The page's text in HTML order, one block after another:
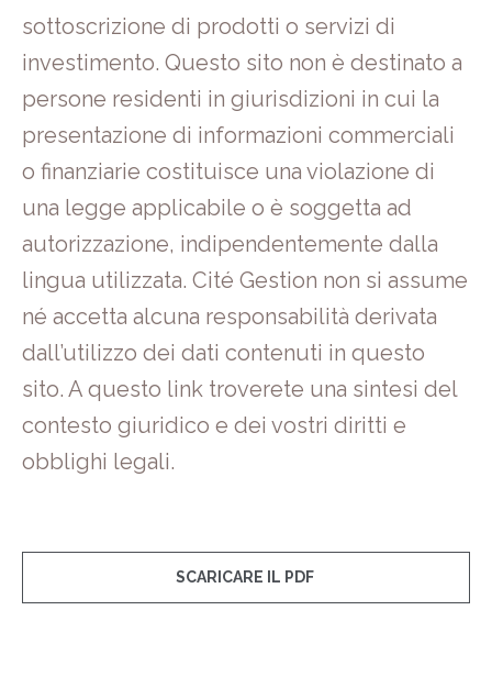
sottoscrizione di prodotti o servizi di
investimento. Questo sito non è destinato a
persone residenti in giurisdizioni in cui la
presentazione di informazioni commerciali
o finanziarie costituisce una violazione di
una legge applicabile o è soggetta ad
autorizzazione, indipendentemente dalla
lingua utilizzata. Cité Gestion non si assume
né accetta alcuna responsabilità derivata
dall’utilizzo dei dati contenuti in questo
sito. A questo link troverete una sintesi del
contesto giuridico e dei vostri diritti e
obblighi legali.
SCARICARE IL PDF